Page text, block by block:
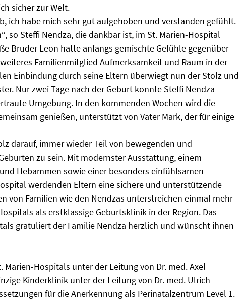
sicher zur Welt.
ich habe mich sehr gut aufgehoben und verstanden gefühlt.
so Steffi Nendza, die dankbar ist, im St. Marien-Hospital
Bruder Leon hatte anfangs gemischte Gefühle gegenüber
Familienmitglied Aufmerksamkeit und Raum in der
Einbindung durch seine Eltern überwiegt nun der Stolz und
Nur zwei Tage nach der Geburt konnte Steffi Nendza
Umgebung. In den kommenden Wochen wird die
genießen, unterstützt von Vater Mark, der für einige
darauf, immer wieder Teil von bewegenden und
zu sein. Mit modernster Ausstattung, einem
Hebammen sowie einer besonders einfühlsamen
werdenden Eltern eine sichere und unterstützende
von Familien wie den Nendzas unterstreichen einmal mehr
als erstklassige Geburtsklinik in der Region. Das
gratuliert der Familie Nendza herzlich und wünscht ihnen
Hospitals unter der Leitung von Dr. med. Axel
Kinderklinik unter der Leitung von Dr. med. Ulrich
für die Anerkennung als Perinatalzentrum Level 1.